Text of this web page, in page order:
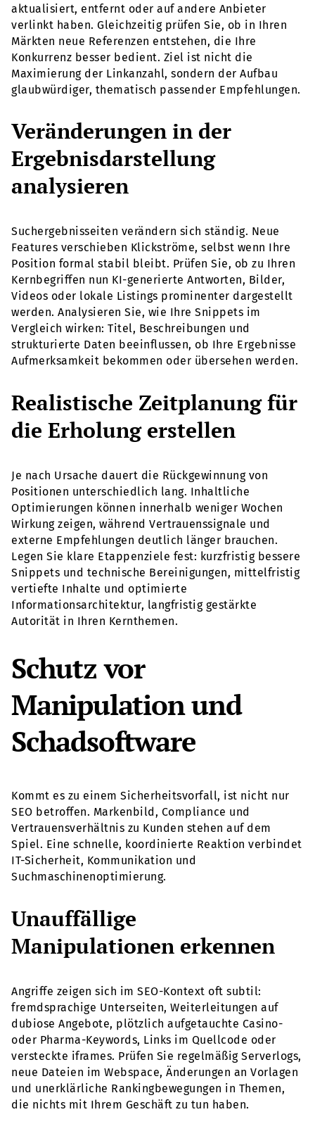
aktualisiert, entfernt oder auf andere Anbieter
verlinkt haben. Gleichzeitig prüfen Sie, ob in Ihren
Märkten neue Referenzen entstehen, die Ihre
Konkurrenz besser bedient. Ziel ist nicht die
Maximierung der Linkanzahl, sondern der Aufbau
glaubwürdiger, thematisch passender Empfehlungen.
Veränderungen in der
Ergebnisdarstellung
analysieren
Suchergebnisseiten verändern sich ständig. Neue
Features verschieben Klickströme, selbst wenn Ihre
Position formal stabil bleibt. Prüfen Sie, ob zu Ihren
Kernbegriffen nun KI-generierte Antworten, Bilder,
Videos oder lokale Listings prominenter dargestellt
werden. Analysieren Sie, wie Ihre Snippets im
Vergleich wirken: Titel, Beschreibungen und
strukturierte Daten beeinflussen, ob Ihre Ergebnisse
Aufmerksamkeit bekommen oder übersehen werden.
Realistische Zeitplanung für
die Erholung erstellen
Je nach Ursache dauert die Rückgewinnung von
Positionen unterschiedlich lang. Inhaltliche
Optimierungen können innerhalb weniger Wochen
Wirkung zeigen, während Vertrauenssignale und
externe Empfehlungen deutlich länger brauchen.
Legen Sie klare Etappenziele fest: kurzfristig bessere
Snippets und technische Bereinigungen, mittelfristig
vertiefte Inhalte und optimierte
Informationsarchitektur, langfristig gestärkte
Autorität in Ihren Kernthemen.
Schutz vor
Manipulation und
Schadsoftware
Kommt es zu einem Sicherheitsvorfall, ist nicht nur
SEO betroffen. Markenbild, Compliance und
Vertrauensverhältnis zu Kunden stehen auf dem
Spiel. Eine schnelle, koordinierte Reaktion verbindet
IT-Sicherheit, Kommunikation und
Suchmaschinenoptimierung.
Unauffällige
Manipulationen erkennen
Angriffe zeigen sich im SEO-Kontext oft subtil:
fremdsprachige Unterseiten, Weiterleitungen auf
dubiose Angebote, plötzlich aufgetauchte Casino-
oder Pharma-Keywords, Links im Quellcode oder
versteckte iframes. Prüfen Sie regelmäßig Serverlogs,
neue Dateien im Webspace, Änderungen an Vorlagen
und unerklärliche Rankingbewegungen in Themen,
die nichts mit Ihrem Geschäft zu tun haben.